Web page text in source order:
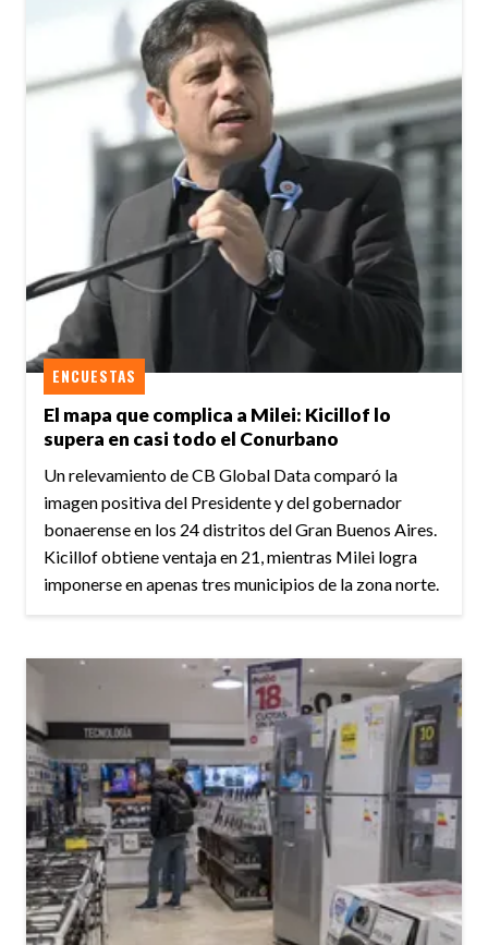
El mapa que complica a Milei: Kicillof lo
supera en casi todo el Conurbano
ENCUESTAS
Un relevamiento de CB Global Data comparó la
imagen positiva del Presidente y del gobernador
bonaerense en los 24 distritos del Gran Buenos Aires.
Kicillof obtiene ventaja en 21, mientras Milei logra
imponerse en apenas tres municipios de la zona norte.